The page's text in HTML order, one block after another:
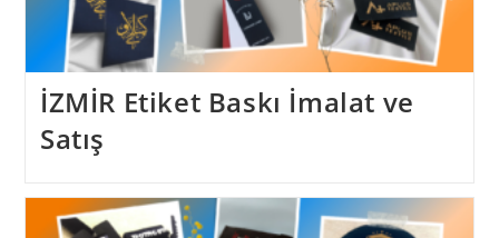
İZMİR Etiket Baskı İmalat ve
Satış